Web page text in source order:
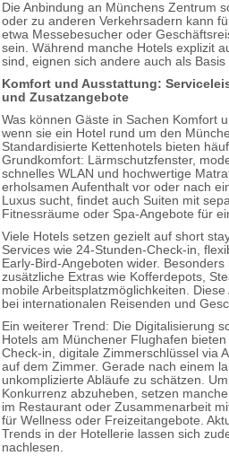
Die Anbindung an Münchens Zentrum
oder zu anderen Verkehrsadern kann
etwa Messebesucher oder
sein. Während manche Hotels explizit
sind, eignen sich andere auch als
Komfort und Ausstattung:
und Zusatzangebote
Was können Gäste in Sachen Komfort
wenn sie ein Hotel rund um den
Standardisierte Kettenhotels bieten
Grundkomfort: Lärmschutzfenster,
schnelles WLAN und hochwertige
erholsamen Aufenthalt vor oder nach
Luxus sucht, findet auch Suiten mit
Fitnessräume oder Spa-Angebote für
Viele Hotels setzen gezielt auf short
Services wie 24-Stunden-Check-in,
Early-Bird-Angeboten wider.
zusätzliche Extras wie Kofferdepots,
mobile Arbeitsplatzmöglichkeiten.
bei internationalen Reisenden und
Ein weiterer Trend: Die Digitalisierung
Hotels am Münchener Flughafen
Check-in, digitale Zimmerschlüssel via
auf dem Zimmer. Gerade nach einem
unkomplizierte Abläufe zu schätzen.
Konkurrenz abzuheben, setzen
im Restaurant oder Zusammenarbeit
für Wellness oder Freizeitangebote.
Trends in der Hotellerie lassen sich
nachlesen.